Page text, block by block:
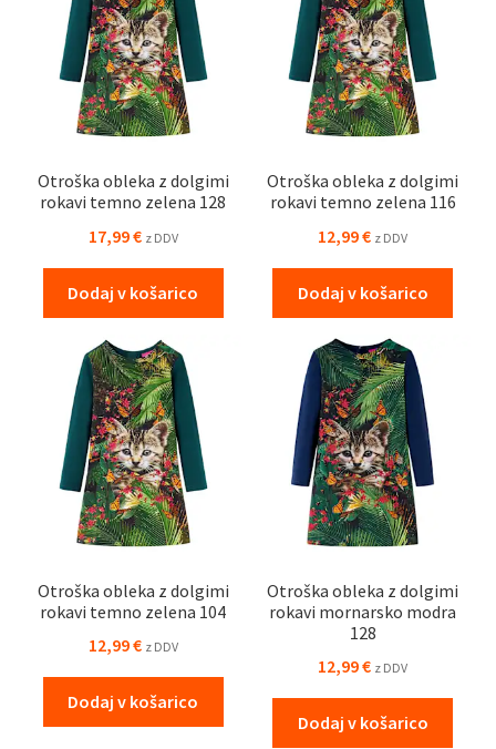
Otroška obleka z dolgimi
rokavi temno zelena 128
17,99€ z DDV
Dodaj v košarico
Otroška obleka z dolgimi
rokavi temno zelena 116
12,99€ z DDV
Dodaj v košarico
Otroška obleka z dolgimi
rokavi temno zelena 104
12,99€ z DDV
Dodaj v košarico
Otroška obleka z dolgimi
rokavi mornarsko modra
128
12,99€ z DDV
Dodaj v košarico